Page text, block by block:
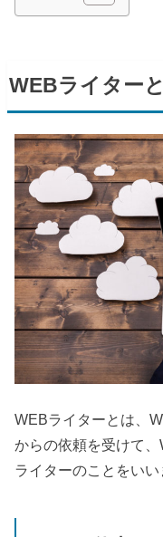
WEBライター
WEBライターとは、
からの依頼を受けて、
ライターのことをいい